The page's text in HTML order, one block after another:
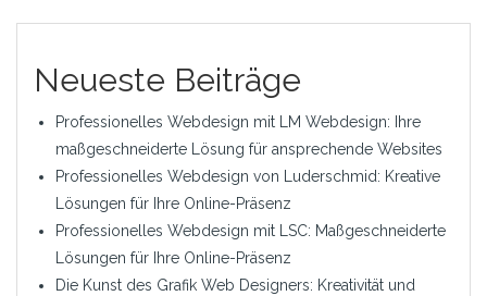
Neueste Beiträge
Professionelles Webdesign mit LM Webdesign: Ihre
maßgeschneiderte Lösung für ansprechende Websites
Professionelles Webdesign von Luderschmid: Kreative
Lösungen für Ihre Online-Präsenz
Professionelles Webdesign mit LSC: Maßgeschneiderte
Lösungen für Ihre Online-Präsenz
Die Kunst des Grafik Web Designers: Kreativität und